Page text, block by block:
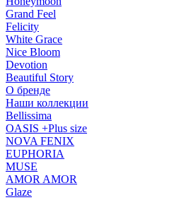
Grand Feel
Felicity
White Grace
Nice Bloom
Devotion
Beautiful Story
О бренде
Наши коллекции
Bellissima
OASIS +Plus size
NOVA FENIX
EUPHORIA
MUSE
AMOR AMOR
Glaze